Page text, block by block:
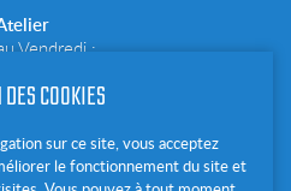
Vendredi :
12h30 / 14h - 18h
:
dernières offres et actualités
COOKIES
sur ce site, vous acceptez
le fonctionnement du site et